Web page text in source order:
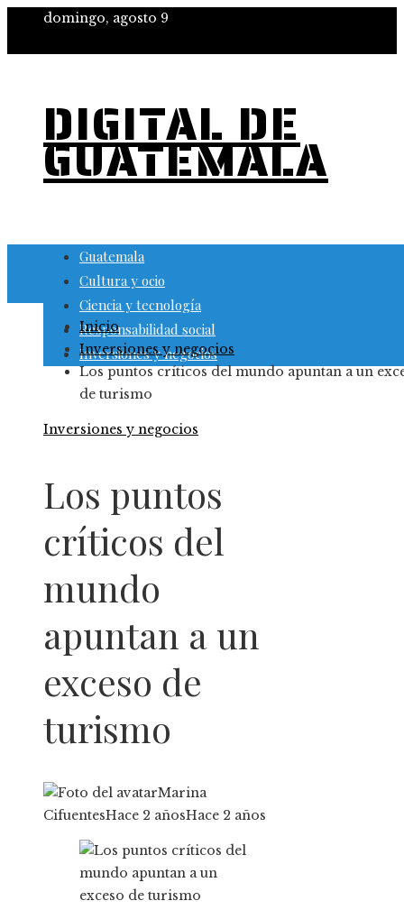
domingo, agosto 9
DIGITAL DE
GUATEMALA
Guatemala
Cultura y ocio
Ciencia y tecnología
Responsabilidad social
Inversiones y negocios
Inicio
Inversiones y negocios
Los puntos críticos del mundo apuntan a un
de turismo
Inversiones y negocios
Los puntos
críticos del
mundo
apuntan a un
exceso de
turismo
Marina
CifuentesHace 2 añosHace 2 años